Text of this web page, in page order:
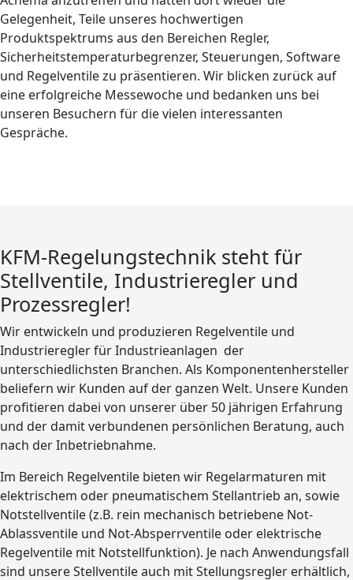
Gelegenheit, Teile unseres hochwertigen
Produktspektrums aus den Bereichen Regler,
Sicherheitstemperaturbegrenzer, Steuerungen, Software
und Regelventile zu präsentieren. Wir blicken zurück auf
eine erfolgreiche Messewoche und bedanken uns bei
unseren Besuchern für die vielen interessanten
Gespräche.
KFM-Regelungstechnik steht für
Stellventile, Industrieregler und
Prozessregler!
Wir entwickeln und produzieren Regelventile und
Industrieregler für Industrieanlagen der
unterschiedlichsten Branchen. Als Komponentenhersteller
beliefern wir Kunden auf der ganzen Welt. Unsere Kunden
profitieren dabei von unserer über 50 jährigen Erfahrung
und der damit verbundenen persönlichen Beratung, auch
nach der Inbetriebnahme.
Im Bereich Regelventile bieten wir Regelarmaturen mit
elektrischem oder pneumatischem Stellantrieb an, sowie
Notstellventile (z.B. rein mechanisch betriebene Not-
Ablassventile und Not-Absperrventile oder elektrische
Regelventile mit Notstellfunktion). Je nach Anwendungsfall
sind unsere Stellventile auch mit Stellungsregler erhältlich,